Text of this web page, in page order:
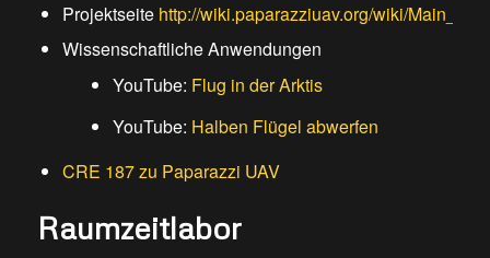
Projektseite http://wiki.paparazziuav.org/wiki/
Wissenschaftliche Anwendungen
YouTube: Flug in der Arktis
YouTube: Halben Flügel abwerfen
CRE 187 zu Paparazzi UAV
Raumzeitlabor